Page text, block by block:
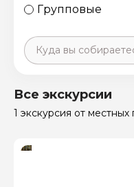
Групповые
Санкт-Петербург
Все экскурсии
1 экскурсия от местных